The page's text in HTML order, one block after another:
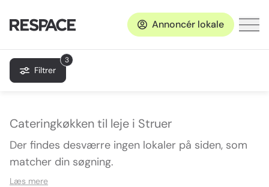
Annoncér lokale
3
Filtrer
Cateringkøkken til leje i Struer
Der findes desværre ingen lokaler på siden, som
matcher din søgning.
Læs mere